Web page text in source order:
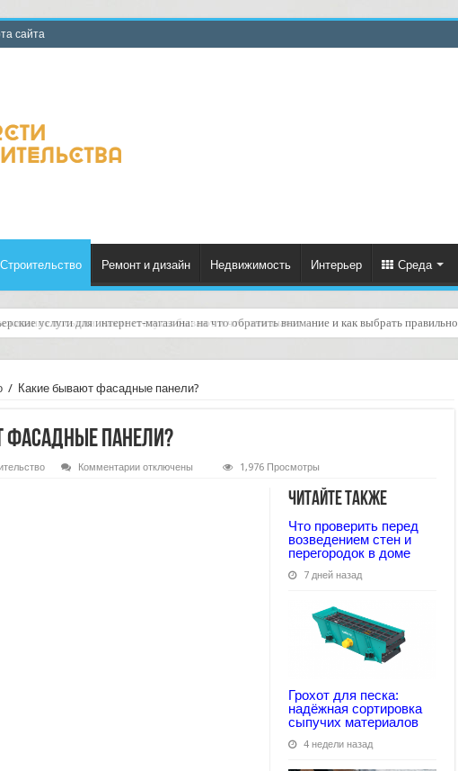
сайта
Строительство Ремонт и дизайн Недвижимость Интерьер Среда
услуги для интернет‑магазина: на что обратить внимание и как выбрать правильно
/ Какие бывают фасадные панели?
фасадные панели?
Комментариикотключены 1,976 Просмотры
Читайте также
Что проверить перед
возведением стен и
перегородок в доме
7 дней назад
Грохот для песка:
надёжная сортировка
сыпучих материалов
4 недели назад